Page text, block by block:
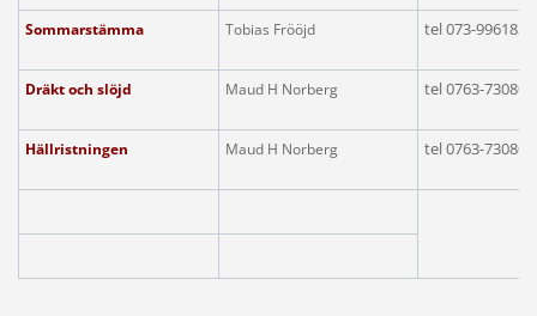
Sommarstämma Tobias Frööjd tel073-9961839
Dräkt och slöjd Maud H Norberg tel 0763-
Hällristningen Maud H Norberg tel 0763-